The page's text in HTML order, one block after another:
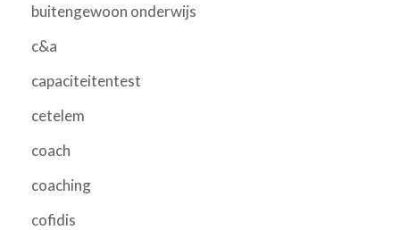
buitengewoon onderwijs
c&a
capaciteitentest
cetelem
coach
coaching
cofidis